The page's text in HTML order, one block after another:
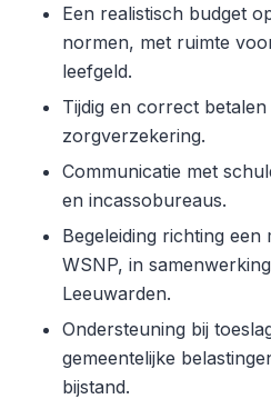
Een realistisch budget
normen, met ruimte
leefgeld.
Tijdig en correct
zorgverzekering.
Communicatie met
en incassobureaus.
Begeleiding richting
WSNP, in
Leeuwarden.
Ondersteuning bij
gemeentelijke
bijstand.